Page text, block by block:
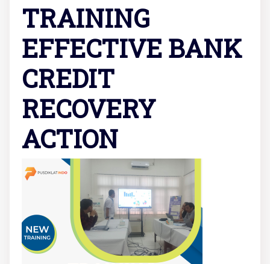
TRAINING
EFFECTIVE BANK
CREDIT
RECOVERY
ACTION